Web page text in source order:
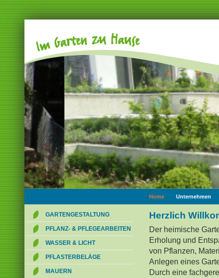
Home Unternehmen
Navigation
überspringen
GARTENGESTALTUNG
PFLANZ- & PFLEGEARBEITEN
WASSER & LICHT
PFLASTERBELÄGE
MAUERN
Herzlich
Der heimische
Erholung und
von Pflanzen,
Anlegen eines
Durch eine